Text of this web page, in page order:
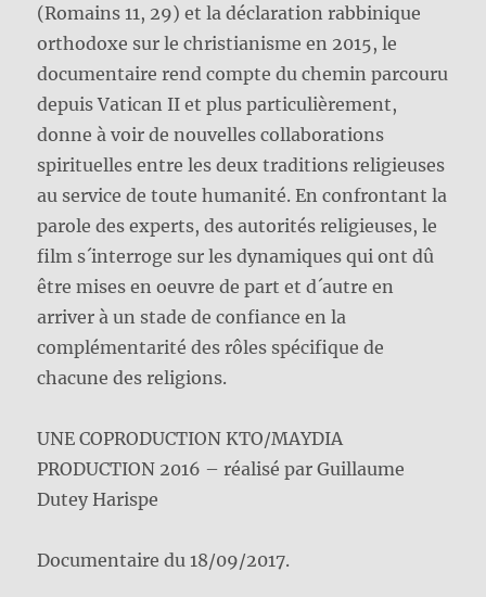
(Romains 11, 29) et la déclaration rabbinique
orthodoxe sur le christianisme en 2015, le
documentaire rend compte du chemin parcouru
depuis Vatican II et plus particulièrement,
donne à voir de nouvelles collaborations
spirituelles entre les deux traditions religieuses
au service de toute humanité. En confrontant la
parole des experts, des autorités religieuses, le
film s´interroge sur les dynamiques qui ont dû
être mises en oeuvre de part et d´autre en
arriver à un stade de confiance en la
complémentarité des rôles spécifique de
chacune des religions.
UNE COPRODUCTION KTO/MAYDIA
PRODUCTION 2016 – réalisé par Guillaume
Dutey Harispe
Documentaire du 18/09/2017.